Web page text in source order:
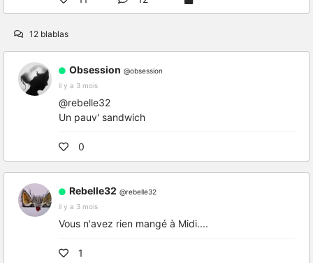
12 blablas
Obsession @obsession
il y a 3 mois
@rebelle32
Un pauv' sandwich
0
Rebelle32 @rebelle32
il y a 3 mois
Vous n'avez rien mangé à Midi....
1